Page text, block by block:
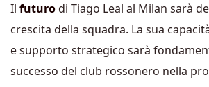
Il futurodi Tiago Leal al Milan sarà
crescita della squadra. La sua
e supporto strategico sarà
successo del club rossonero nella